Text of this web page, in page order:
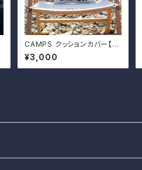
CAMPS クッションカバー【デ
ィフェンダー】
¥3,000